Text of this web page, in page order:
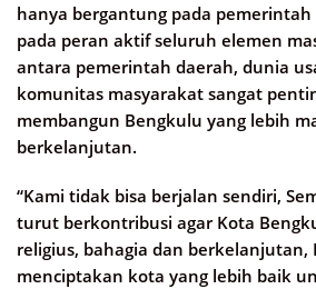
hanya bergantung pada pemerintah
pada peran aktif seluruh elemen
antara pemerintah daerah, dunia
komunitas masyarakat sangat
membangun Bengkulu yang lebih
berkelanjutan.
“Kami tidak bisa berjalan sendiri,
turut berkontribusi agar Kota
religius, bahagia dan berkelanjutan,
menciptakan kota yang lebih baik